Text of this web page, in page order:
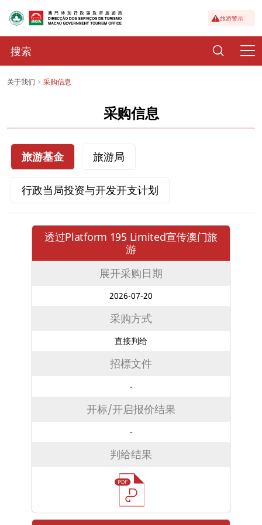
旅游警示
关于我们 采购信息
采购信息
旅游基金 旅游局
行政当局投资与开发开支计划
透过Platform 195 Limited宣传澳门旅
游
展开采购日期
2026-07-20
采购方式
直接判给
招標文件
-
开标/开启报价结果
-
判给结果